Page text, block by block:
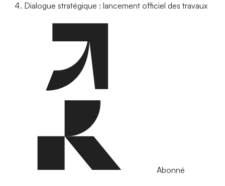
Dialogue stratégique : lancement officiel des travaux
Abonné